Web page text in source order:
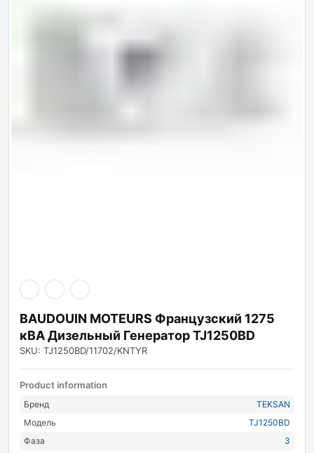
BAUDOUIN MOTEURS Французский 1275
кВА Дизельный Генератор TJ1250BD
SKU: TJ1250BD/11702/KNTYR
Product information
Бренд
TEKSAN
Модель
TJ1250BD
Фаза
3